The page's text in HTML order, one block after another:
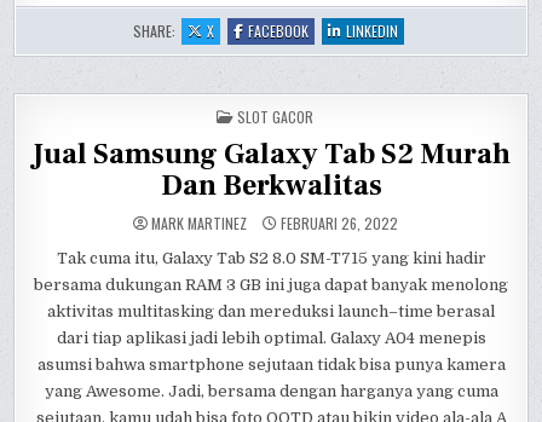
SHARE: X:
REVIEW IPHONE
X?
DAN
FACEBOOK:
REVIEW IPHONE
X?
DAN
LINKEDIN
REVIEW IPHONE
X?
POSTED
IN
SLOT GACOR
Jual Samsung Galaxy Tab S2 Murah
Dan Berkwalitas
MARK MARTINEZ FEBRUARI 26, 2022
Tak cuma itu, Galaxy Tab S2 8.0 SM-T715 yang kini hadir
bersama dukungan RAM 3 GB ini juga dapat banyak menolong
aktivitas multitasking dan mereduksi launch–time berasal
dari tiap aplikasi jadi lebih optimal. Galaxy A04 menepis
asumsi bahwa smartphone sejutaan tidak bisa punya kamera
yang Awesome. Jadi, bersama dengan harganya yang cuma
sejutaan, kamu udah bisa foto OOTD atau bikin video ala-ala A